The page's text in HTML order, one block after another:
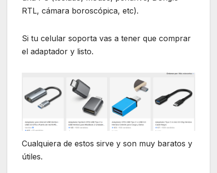
RTL, cámara boroscópica, etc).
Si tu celular soporta vas a tener que comprar
el adaptador y listo.
Cualquiera de estos sirve y son muy baratos y
útiles.